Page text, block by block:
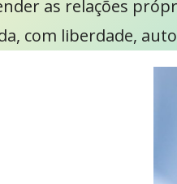
as relações
com liberdade,